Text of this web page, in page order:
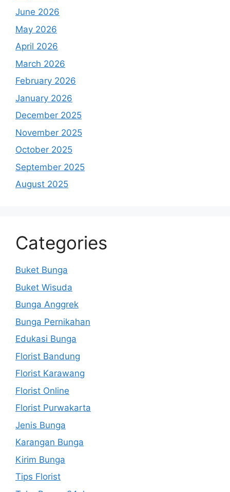
June 2026
May 2026
April 2026
March 2026
February 2026
January 2026
December 2025
November 2025
October 2025
September 2025
August 2025
Categories
Buket Bunga
Buket Wisuda
Bunga Anggrek
Bunga Pernikahan
Edukasi Bunga
Florist Bandung
Florist Karawang
Florist Online
Florist Purwakarta
Jenis Bunga
Karangan Bunga
Kirim Bunga
Tips Florist